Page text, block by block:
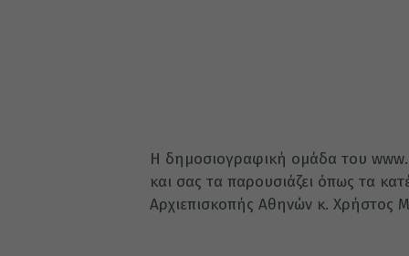
Η δημοσιογραφική ομάδα του
και σας τα παρουσιάζει όπως τα
Αρχιεπισκοπής Αθηνών κ. Χρήστος